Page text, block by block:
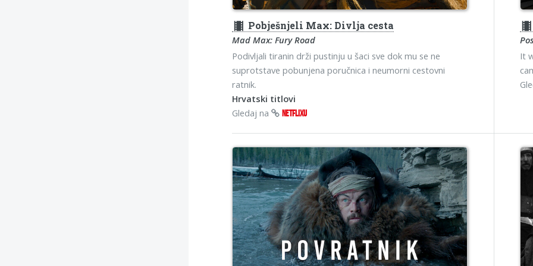
theaters Pobješnjeli Max: Divlja cesta
Mad Max: Fury Road
Podivljali tiranin drži pustinju u šaci sve dok mu se ne
suprotstave pobunjena poručnica i neumorni cestovni
ratnik.
Hrvatski titlovi
Gledaj na
NETFLIXU
theaters
It